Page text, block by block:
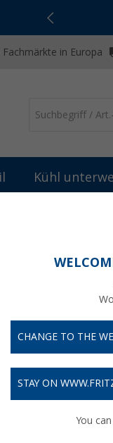
Fachmärkte in Europa
Kühl
NOMAD
CHANGE TO THE
STAY ON
You